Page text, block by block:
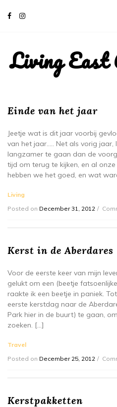
Living
Einde van het jaar
Jeetje wat is dit jaar voorbij
van het jaar….. Net als vorig
langzamer te gaan dan de
tijd om terug te kijken, en al
hebben we het goed, en wat
Living
Posted on December 31, 2012
Kerst in de Aberdares
Voor de eerste keer van mijn
gelukt om een (beetje
raakte ik een beetje in paniek.
eerste kerstdag naar de
Park hier in de buurt) te gaan,
zoeken. […]
Travel
Posted on December 25, 2012
Kerstpakketten